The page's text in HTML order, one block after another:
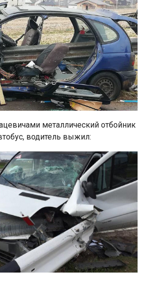
металлический отбойник
водитель выжил: